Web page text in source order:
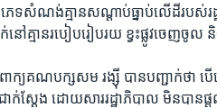
េទ​សំណង់​គ្មាន​សណ្តាប់​ធ្នាប់​លើដី​របស់​
នៅ​គ្មាន​របៀប​រៀបរយ​ ខ្វះ​ផ្លូវ​ចេញ​ចូល
យ​គណបក្ស​សម រង្ស៊ី​ បាន​បញ្ជាក់​ថា​ ​បើ​យ
ជាក់ស្តែង​ ដោយសារ​រដ្ឋា​ភិបាល​ មិន​បាន​